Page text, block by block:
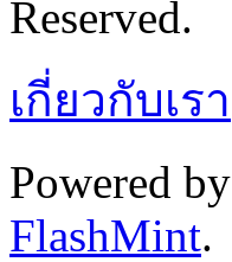
Reserved.
เกี่ยวกับเรา
Powered by
FlashMint.